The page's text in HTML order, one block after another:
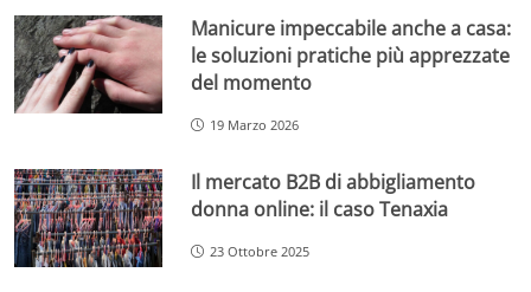
Manicure impeccabile anche a casa:
le soluzioni pratiche più apprezzate
del momento
19 Marzo 2026
Il mercato B2B di abbigliamento
donna online: il caso Tenaxia
23 Ottobre 2025